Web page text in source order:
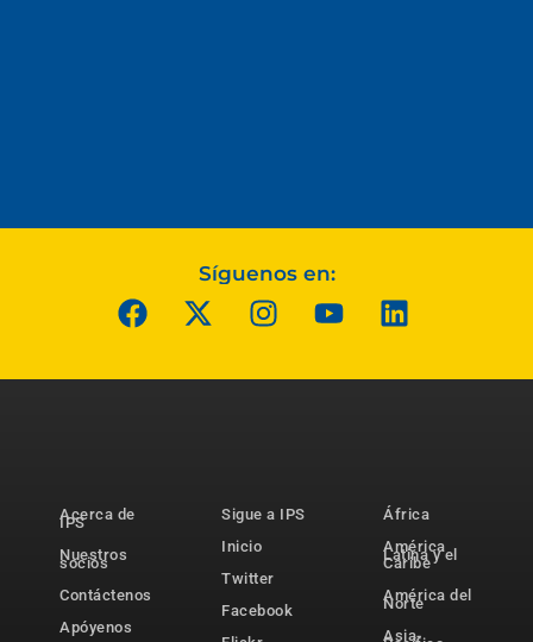
Síguenos en:
Acerca de
IPS
Nuestros
socios
Contáctenos
Apóyenos
Sigue a IPS
Inicio
Twitter
Facebook
África
América
Latina y el
Caribe
América del
Norte
Asia-